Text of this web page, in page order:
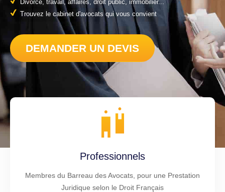
Divorce, travail, affaires, droit public, immobilier...
Trouvez le cabinet d'avocats qui vous convient
DEMANDER UN DEVIS
Professionnels
Membres du Barreau des Avocats, pour une Prestation
Juridique selon le Droit Français